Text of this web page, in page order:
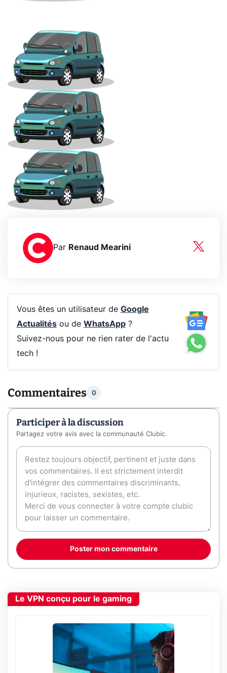
Par Renaud Mearini
Vous êtes un utilisateur de Google
Actualitésou de WhatsApp?
Suivez-nous pour ne rien rater de l'actu
tech !
Commentaires 0
Participer à la discussion
Partagez votre avis avec la communauté Clubic.
Poster mon commentaire
Le VPN conçu pour le gaming